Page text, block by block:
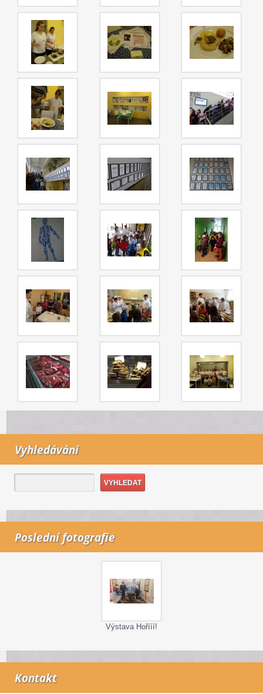
Vyhledávání
Poslední fotografie
Výstava Hořííí!
Kontakt